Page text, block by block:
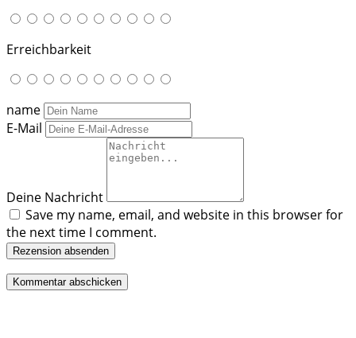
Erreichbarkeit
name
E-Mail
Deine Nachricht
Save my name, email, and website in this browser for
the next time I comment.
Rezension absenden